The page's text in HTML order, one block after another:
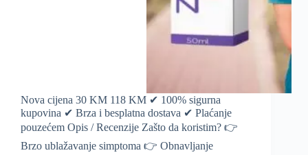
Nova cijena 30 KM 118 KM ✔ 100% sigurna
kupovina ✔ Brza i besplatna dostava ✔ Plaćanje
pouzećem Opis / Recenzije Zašto da koristim? 👉
Brzo ublažavanje simptoma 👉 Obnavljanje